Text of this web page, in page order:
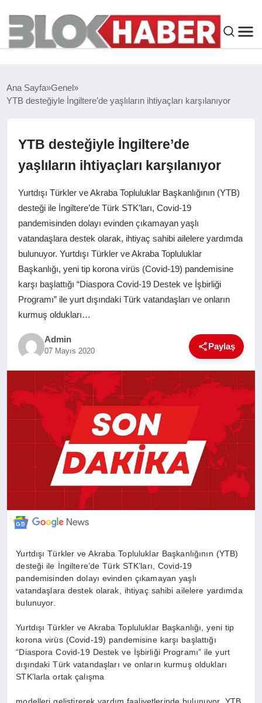
SIYASET
ÇEVRE
SPOR
EKONOMI
SAĞLIK
EĞITIM
YAŞAM
Ana Sayfa Genel
YTB desteğiyle İngiltere’de yaşlıların ihtiyaçları karşılanıyor
YTB desteğiyle İngiltere’de
yaşlıların ihtiyaçları karşılanıyor
Yurtdışı Türkler ve Akraba Topluluklar Başkanlığının (YTB)
desteği ile İngiltere’de Türk STK’ları, Covid-19
pandemisinden dolayı evinden çıkamayan yaşlı
vatandaşlara destek olarak, ihtiyaç sahibi ailelere yardımda
bulunuyor. Yurtdışı Türkler ve Akraba Topluluklar
Başkanlığı, yeni tip korona virüs (Covid-19) pandemisine
karşı başlattığı “Diaspora Covid-19 Destek ve İşbirliği
Programı” ile yurt dışındaki Türk vatandaşları ve onların
kurmuş oldukları…
Admin
07 Mayıs 2020 Paylaş
Yurtdışı Türkler ve Akraba Topluluklar Başkanlığının (YTB)
desteği ile İngiltere’de Türk STK’ları, Covid-19
pandemisinden dolayı evinden çıkamayan yaşlı
vatandaşlara destek olarak, ihtiyaç sahibi ailelere yardımda
bulunuyor.
Yurtdışı Türkler ve Akraba Topluluklar Başkanlığı, yeni tip
korona virüs (Covid-19) pandemisine karşı başlattığı
“Diaspora Covid-19 Destek ve İşbirliği Programı” ile yurt
dışındaki Türk vatandaşları ve onların kurmuş oldukları
STK’larla ortak çalışma